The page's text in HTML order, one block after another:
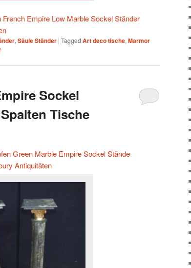
Empire Low Marble Sockel Ständer
, Säule Ständer | Tagged Art deco tische, Marmor
Sockel
Tische
Green Marble Empire Sockel Stände
Antiquitäten